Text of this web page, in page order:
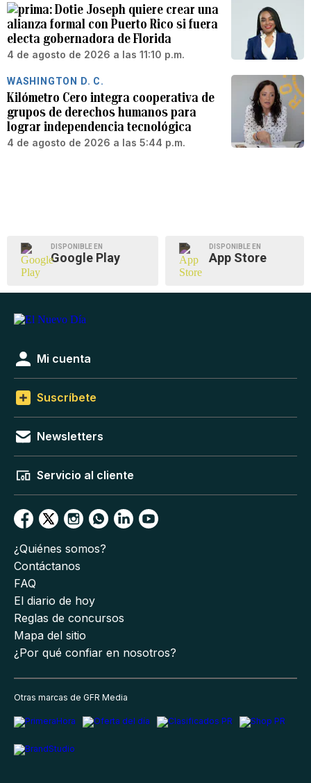
Dotie Joseph quiere crear una
alianza formal con Puerto Rico si fuera
electa gobernadora de Florida
4 de agosto de 2026 a las 11:10 p.m.
WASHINGTON D. C.
Kilómetro Cero integra cooperativa de
grupos de derechos humanos para
lograr independencia tecnológica
4 de agosto de 2026 a las 5:44 p.m.
DISPONIBLE EN
Google Play
DISPONIBLE EN
App Store
Mi cuenta
Suscríbete
Newsletters
Servicio al cliente
¿Quiénes somos?
Contáctanos
FAQ
El diario de hoy
Reglas de concursos
Mapa del sitio
¿Por qué confiar en nosotros?
Otras marcas de GFR Media